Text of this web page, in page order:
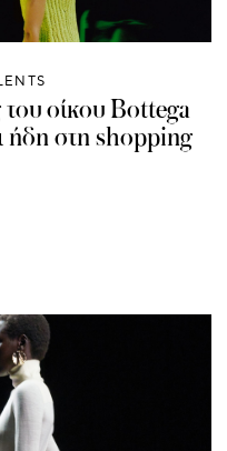
οίκου Bottega
ήδη στη shopping